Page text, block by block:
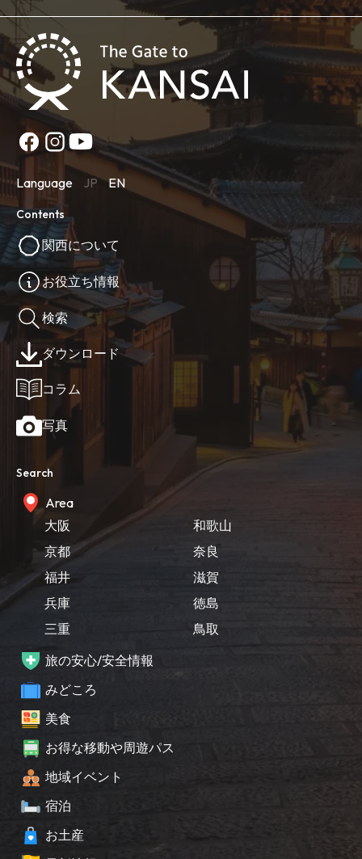
Language JP EN
Contents
関西について
お役立ち情報
検索
ダウンロード
コラム
写真
Search
Area
大阪
京都
福井
兵庫
三重
和歌山
奈良
滋賀
徳島
鳥取
旅の安心/安全情報
みどころ
美食
お得な移動や周遊パス
地域イベント
宿泊
お土産